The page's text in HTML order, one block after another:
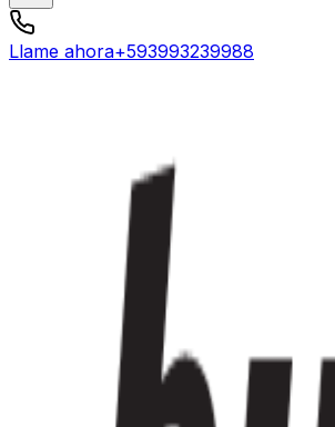
Llame ahora+593993239988